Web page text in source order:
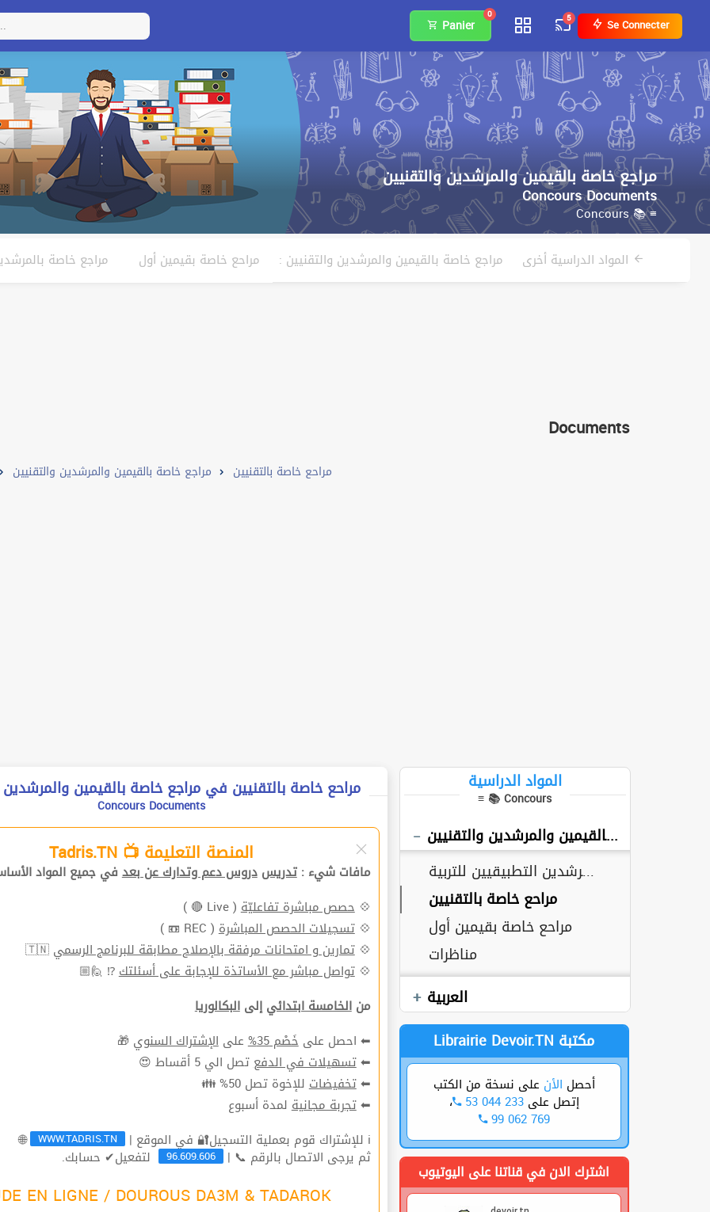
Panier
0 5 Se Connecter
مراجع خاصة بالقيمين والمرشدين والتقنيين
Concours Documents
≡ 📚 Concours
المواد الدراسية أخرى مراجع خاصة بالقيمين والمرشدين والتقنيين : مراحع خاصة بقيمين أول
مراجع خاصة
Documents
مراجع خاصة بالقيمين والمرشدين والتقنيين مراحع خاصة بالتقنيين
مراحع خاصة بالتقنيين في مراجع خاصة بالقيمين والمرشدين
Concours Documents
المنصة التعليمة 📺 Tadris.TN
مافات شيء :تدريس دروس دعم وتدارك عن بعدفي جميع المواد
💠حصص مباشرة تفاعليّة( Live 🔴 )
💠تسجيلات الحصص المباشرة( REC 📼 )
💠تمارين و امتحانات مرفقة بالإصلاح مطابقة للبرنامج الرسمي 🇹🇳
💠تواصل مباشر مع الأساتذة للإجابة على أسئلتك⁉ 🙋🏼
منالخامسة ابتدائيإلىالبكالوريا
⬅ احصل علىخَصْم 35% علىالإشتراك السنوي 🎁
⬅تسهيلات في الدفعتصل الي 5 أقساط 😍
⬅تخفيضاتللإخوة تصل 50% 👪
⬅تجربة مجانيةلمدة أسبوع
ℹ للإشتراك قوم بعملية التسجيل🔐 في الموقع |
WWW.TADRIS.TN
🌐
ثم يرجى الاتصال بالرقم 📞 | 96.609.606 لتفعيل✔ حسابك.
EN LIGNE / DOUROUS DA3M & TADAROK
المواد الدراسية
≡ 📚 Concours
مراجع خاصة بالقيمين والمرشدين والتقنيين
مراجع خاصة بالمرشدين التطبيقيين للتربية
مراحع خاصة بالتقنيين
مراحع خاصة بقيمين أول
مناظرات
Concours inspection
Inspection math
Inspection math avec correction
العربية
Concours CAPES
Gestion
Informatique
Mathématique
Physique
SVT
Librairie Devoir.TN مكتبة
أحصل الأن على نسخة من الكتب
إتصل على53 044 233 ،
99 062 769
اشترك الان في قناتنا على اليوتيوب